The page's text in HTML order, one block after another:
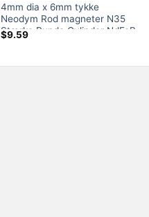
4mm dia x 6mm tykke
Neodym Rod magneter N35
Stærke Runde Cylinder NdFeB
Kraftige magneter Sale UK
$9.59